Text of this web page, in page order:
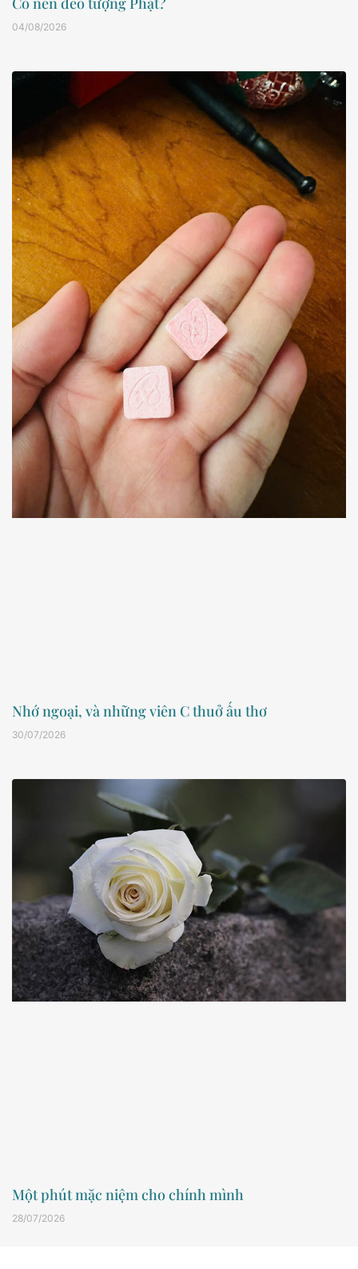
04/08/2026
Nhớ ngoại, và những viên C thuở ấu thơ
30/07/2026
Một phút mặc niệm cho chính mình
28/07/2026